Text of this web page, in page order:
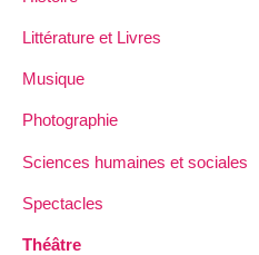
Littérature et Livres
Musique
Photographie
Sciences humaines et sociales
Spectacles
Théâtre